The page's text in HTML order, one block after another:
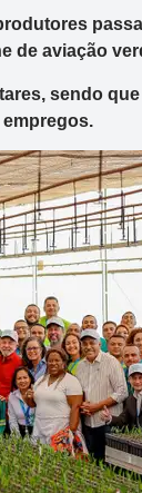
de aviação
sendo
empregos.